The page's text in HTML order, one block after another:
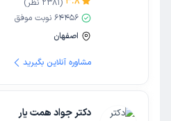
(
2381 نظر)
64456 نوبت موفق
اصفهان
مشاوره آنلاین بگیرید
دکتر جواد همت یار